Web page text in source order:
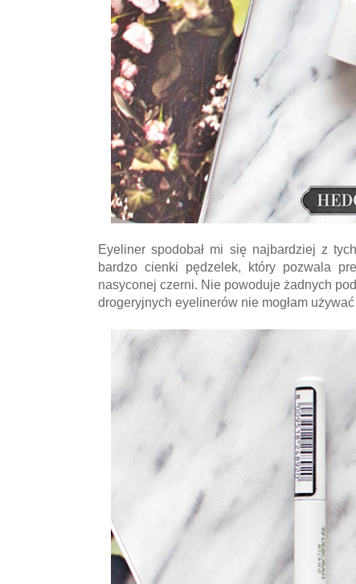
Eyeliner spodobał mi się najbardziej z
bardzo cienki pędzelek, który pozwala
nasyconej czerni. Nie powoduje żadnych
drogeryjnych eyelinerów nie mogłam